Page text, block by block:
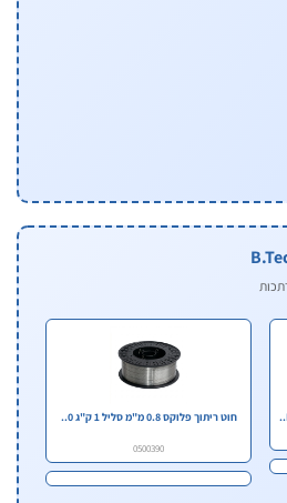
חוט ריתוך פלוקס 0.8 מ"מ סליל 1 ק"ג 0..
0500390